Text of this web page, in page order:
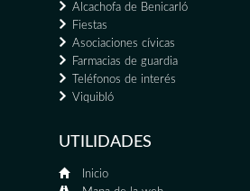
Alcachofa de Benicarló
Fiestas
Asociaciones cívicas
Farmacias de guardia
Teléfonos de interés
Viquibló
UTILIDADES
Inicio